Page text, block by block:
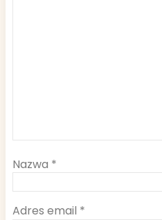
Nazwa *
Adres email *